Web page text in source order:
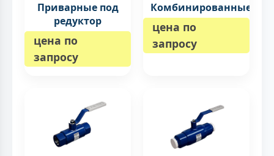
Приварные под
редуктор
цена по
запросу
Комбинированные
цена по
запросу